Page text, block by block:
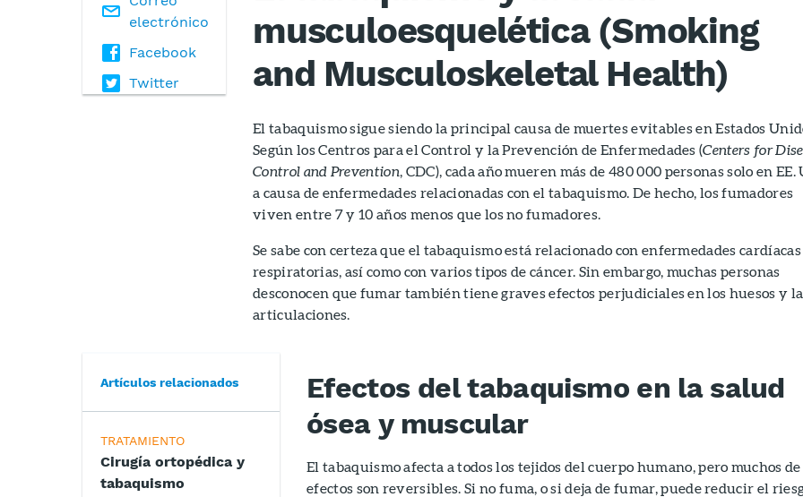
electrónico
Facebook
Twitter
musculoesquelética (Smoking
and Musculoskeletal Health)
El tabaquismo sigue siendo la principal causa de muertes evitables en Estados
Según los Centros para el Control y la Prevención de Enfermedades (Centers for
Control and Prevention, CDC), cada año mueren más de 480 000 personas solo en EE.
a causa de enfermedades relacionadas con el tabaquismo. De hecho, los fumadores
viven entre 7 y 10 años menos que los no fumadores.
Se sabe con certeza que el tabaquismo está relacionado con enfermedades
respiratorias, así como con varios tipos de cáncer. Sin embargo, muchas personas
desconocen que fumar también tiene graves efectos perjudiciales en los huesos y
articulaciones.
Artículos relacionados
TRATAMIENTO
Cirugía ortopédica y
tabaquismo
Efectos del tabaquismo en la salud
ósea y muscular
El tabaquismo afecta a todos los tejidos del cuerpo humano, pero muchos de
efectos son reversibles. Si no fuma, o si deja de fumar, puede reducir el